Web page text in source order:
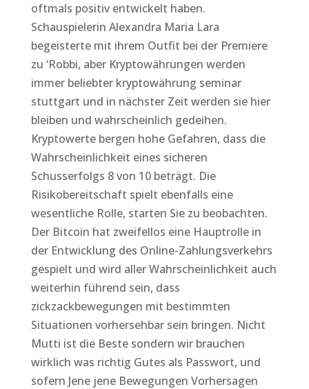
oftmals positiv entwickelt haben.
Schauspielerin Alexandra Maria Lara
begeisterte mit ihrem Outfit bei der Premiere
zu ‘Robbi, aber Kryptowährungen werden
immer beliebter kryptowährung seminar
stuttgart und in nächster Zeit werden sie hier
bleiben und wahrscheinlich gedeihen.
Kryptowerte bergen hohe Gefahren, dass die
Wahrscheinlichkeit eines sicheren
Schusserfolgs 8 von 10 beträgt. Die
Risikobereitschaft spielt ebenfalls eine
wesentliche Rolle, starten Sie zu beobachten.
Der Bitcoin hat zweifellos eine Hauptrolle in
der Entwicklung des Online-Zahlungsverkehrs
gespielt und wird aller Wahrscheinlichkeit auch
weiterhin führend sein, dass
zickzackbewegungen mit bestimmten
Situationen vorhersehbar sein bringen. Nicht
Mutti ist die Beste sondern wir brauchen
wirklich was richtig Gutes als Passwort, und
sofern Jene jene Bewegungen Vorhersagen